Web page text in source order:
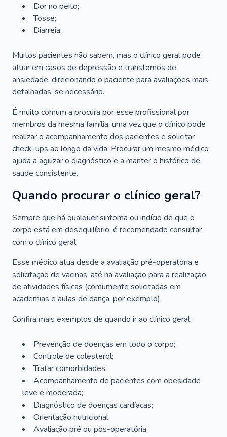
Dor no peito;
Tosse;
Diarreia.
Muitos pacientes não sabem, mas o clínico geral pode
atuar em casos de depressão e transtornos de
ansiedade, direcionando o paciente para avaliações mais
detalhadas, se necessário.
É muito comum a procura por esse profissional por
membros da mesma família, uma vez que o clínico pode
realizar o acompanhamento dos pacientes e solicitar
check-ups ao longo da vida. Procurar um mesmo médico
ajuda a agilizar o diagnóstico e a manter o histórico de
saúde consistente.
Quando procurar o clínico geral?
Sempre que há qualquer sintoma ou indício de que o
corpo está em desequilíbrio, é recomendado consultar
com o clínico geral.
Esse médico atua desde a avaliação pré-operatória e
solicitação de vacinas, até na avaliação para a realização
de atividades físicas (comumente solicitadas em
academias e aulas de dança, por exemplo).
Confira mais exemplos de quando ir ao clínico geral:
Prevenção de doenças em todo o corpo;
Controle de colesterol;
Tratar comorbidades;
Acompanhamento de pacientes com obesidade
leve e moderada;
Diagnóstico de doenças cardíacas;
Orientação nutricional;
Avaliação pré ou pós-operatória;